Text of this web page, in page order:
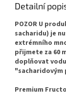
Detailní
POZOR U
sacharidu) je
extrémního
přijmete za 60
doplňovat
Premium